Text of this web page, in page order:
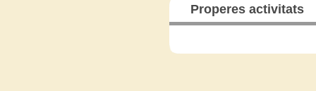
Properes activitats